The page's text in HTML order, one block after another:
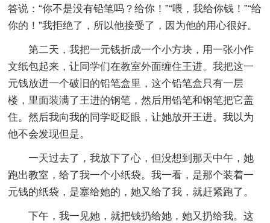
答说：“你不是没有铅笔吗？给你！”“喂，我给你钱！”“给
你的！”我拒绝了，所以他接受了，因为他的用心很好。
第二天，我把一元钱折成一个小方块，用一张小作
文纸包起来，让同学们在教室外面缠住王进。我把这一
元钱放进一个破旧的铅笔盒里，这个铅笔盒只有一层
楼，里面装满了王进的钢笔，然后用铅笔和钢笔把它盖
住。然后我向我的同学眨眨眼，让她放开王进。我以为
他不会发现但是。
一天过去了，我放下了心，但没想到那天中午，她
跑出教室，给了我一个小纸袋。我一看，是那个装着一
元钱的纸袋，是塞给她的，她又给了我，就赶紧跑了。
下午，我一见她，就把钱扔给她，她又扔给我。这